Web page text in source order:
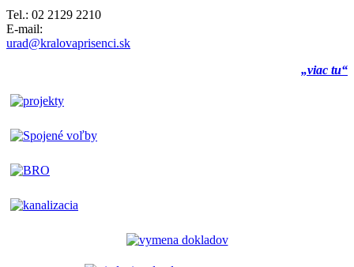
Tel.: 02 2129 2210
E-mail:
urad@kralovaprisenci.sk
„viac tu“